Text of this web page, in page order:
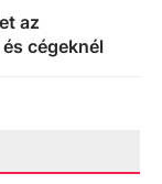
az
cégeknél